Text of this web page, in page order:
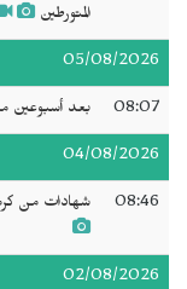
المتورطين
05/08/2026
08:07 بعد أسبوعين
04/08/2026
08:46 شهادات من
02/08/2026